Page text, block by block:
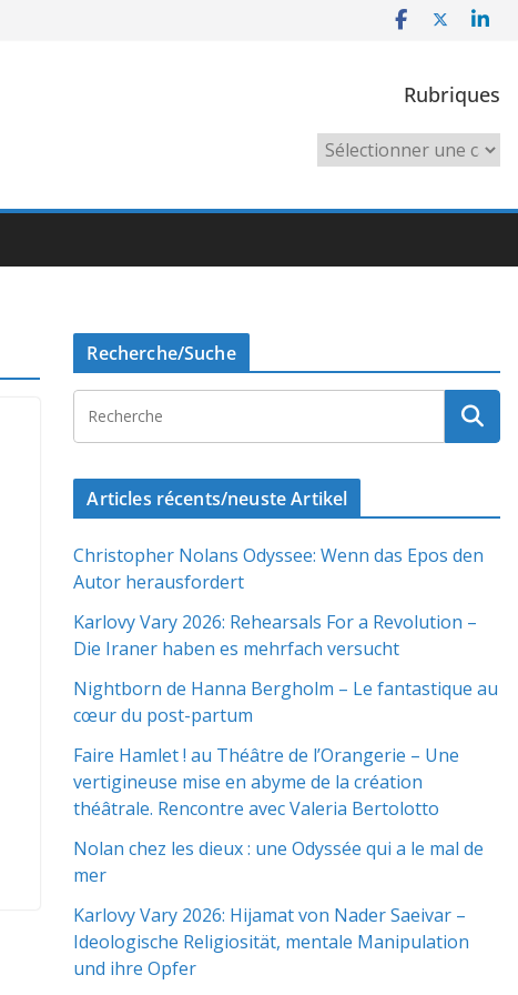
Rubriques
Rubriques
Recherche/Suche
Articles récents/neuste Artikel
Christopher Nolans Odyssee: Wenn das Epos den
Autor herausfordert
Karlovy Vary 2026: Rehearsals For a Revolution –
Die Iraner haben es mehrfach versucht
Nightborn de Hanna Bergholm – Le fantastique au
cœur du post-partum
Faire Hamlet ! au Théâtre de l’Orangerie – Une
vertigineuse mise en abyme de la création
théâtrale. Rencontre avec Valeria Bertolotto
Nolan chez les dieux : une Odyssée qui a le mal de
mer
Karlovy Vary 2026: Hijamat von Nader Saeivar​​ –
Ideologische Religiosität, mentale Manipulation
und ihre Opfer